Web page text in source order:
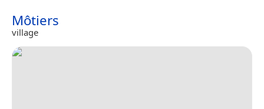
Môtiers
village